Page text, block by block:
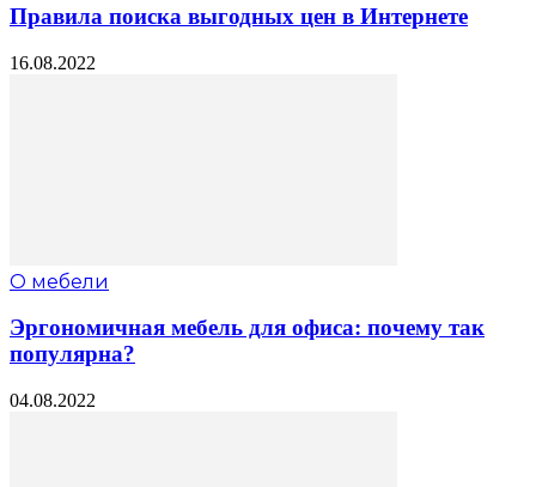
Правила поиска выгодных цен в Интернете
16.08.2022
О мебели
Эргономичная мебель для офиса: почему так
популярна?
04.08.2022